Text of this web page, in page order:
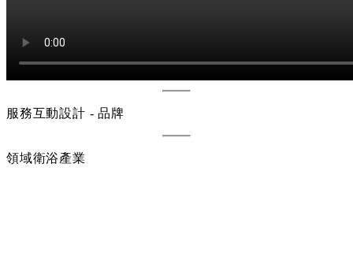
服務互動設計 - 品牌
領域衛浴產業